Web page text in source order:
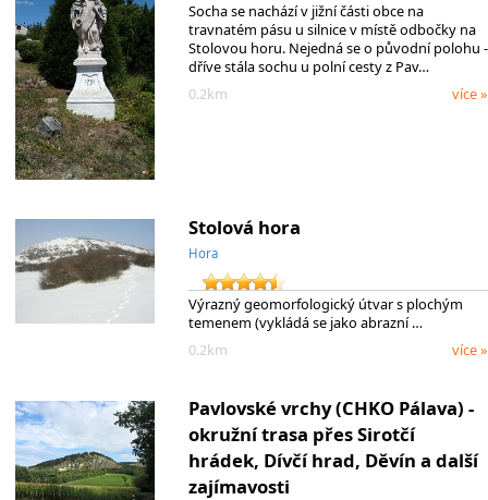
Socha se nachází v jižní části obce na
travnatém pásu u silnice v místě odbočky na
Stolovou horu. Nejedná se o původní polohu -
dříve stála sochu u polní cesty z Pav…
0.2km
více »
Stolová hora
Hora
Výrazný geomorfologický útvar s plochým
temenem (vykládá se jako abrazní …
0.2km
více »
Pavlovské vrchy (CHKO Pálava) -
okružní trasa přes Sirotčí
hrádek, Dívčí hrad, Děvín a další
zajímavosti